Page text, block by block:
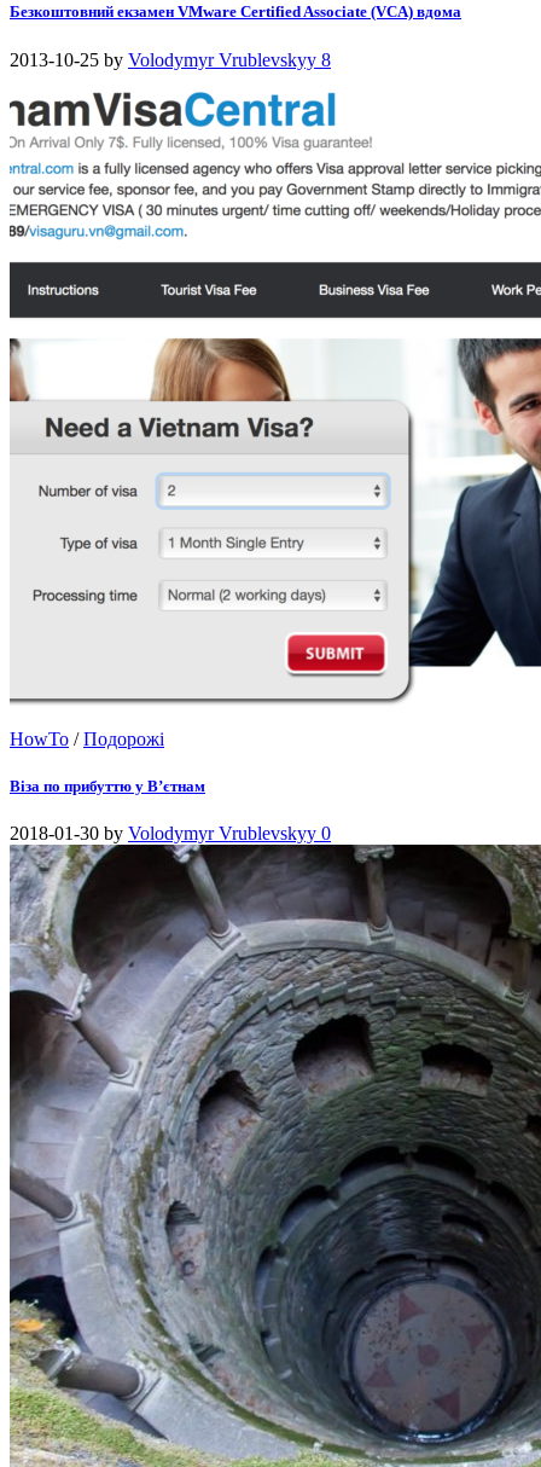
Безкоштовний екзамен VMware Certified Associate (VCA) вдома
2013-10-25 by Volodymyr Vrublevskyy 8
HowTo /Подорожі
Віза по прибуттю у В’єтнам
2018-01-30 by Volodymyr Vrublevskyy 0